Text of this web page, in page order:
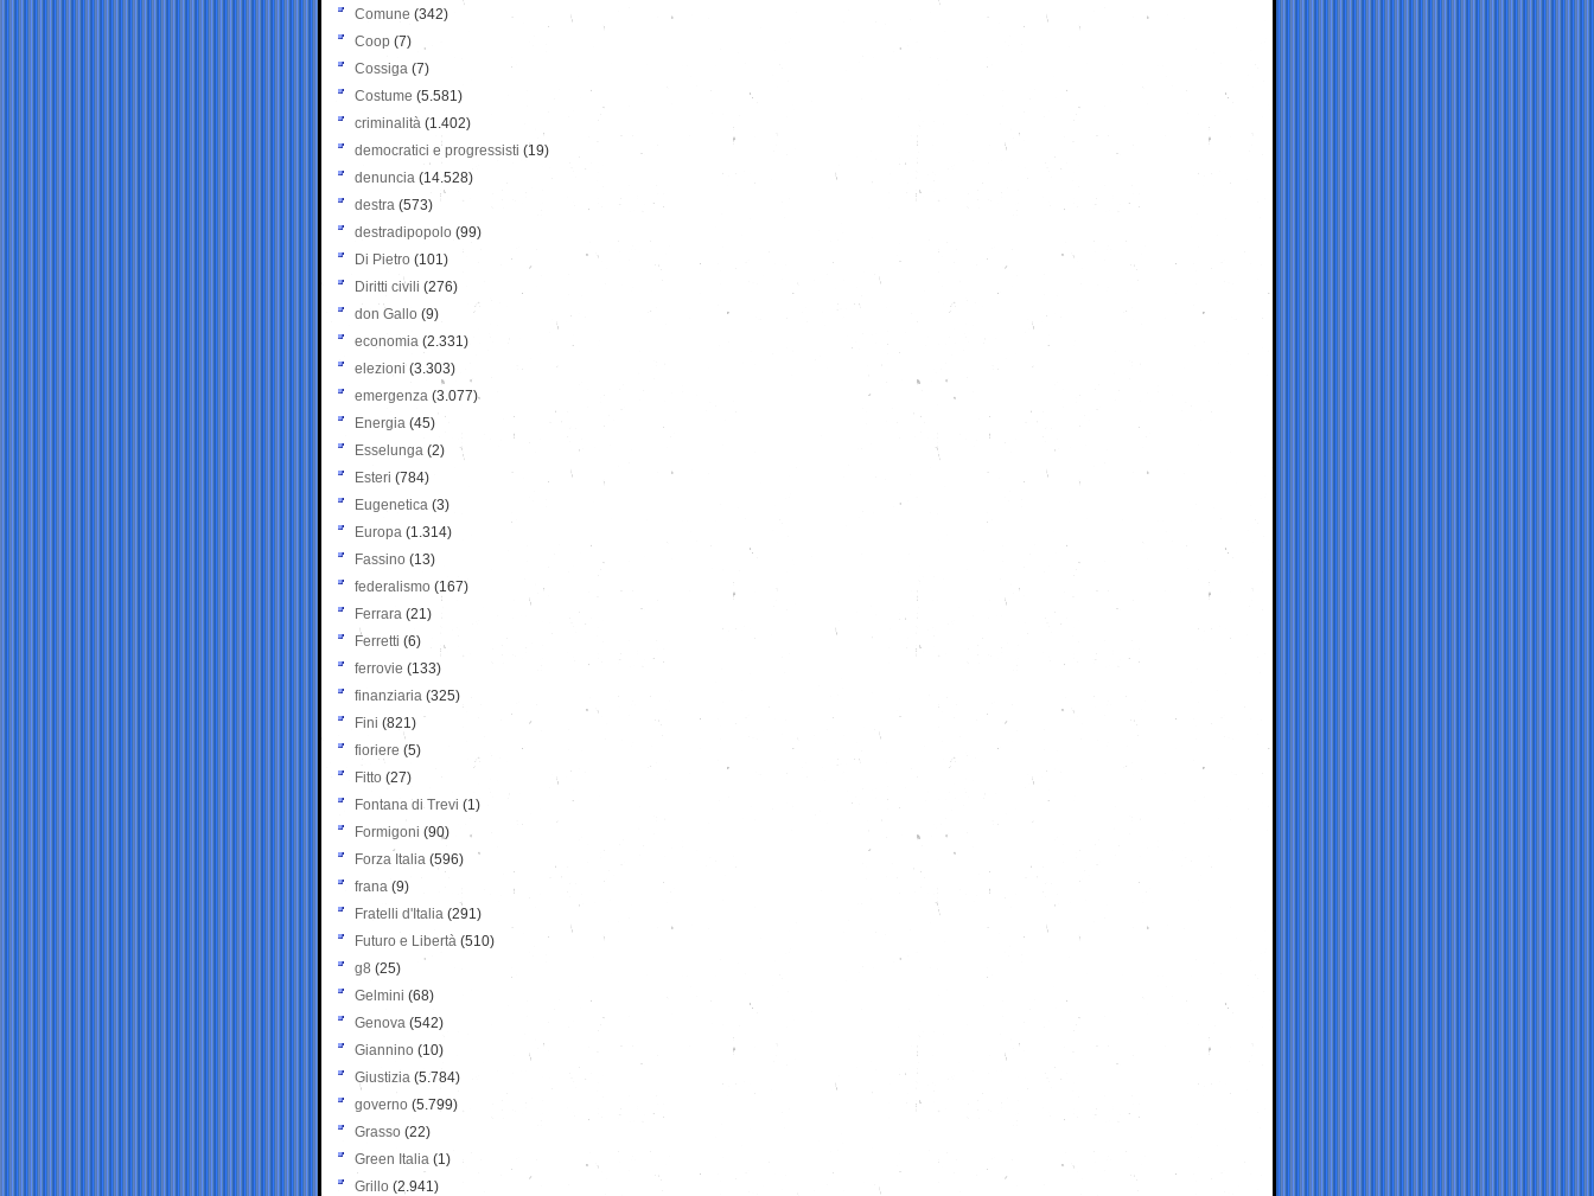
Comune (342)
Coop (7)
Cossiga (7)
Costume (5.581)
criminalità (1.402)
democratici e progressisti (19)
denuncia (14.528)
destra (573)
destradipopolo (99)
Di Pietro (101)
Diritti civili (276)
don Gallo (9)
economia (2.331)
elezioni (3.303)
emergenza (3.077)
Energia (45)
Esselunga (2)
Esteri (784)
Eugenetica (3)
Europa (1.314)
Fassino (13)
federalismo (167)
Ferrara (21)
Ferretti (6)
ferrovie (133)
finanziaria (325)
Fini (821)
fioriere (5)
Fitto (27)
Fontana di Trevi (1)
Formigoni (90)
Forza Italia (596)
frana (9)
Fratelli d'Italia (291)
Futuro e Libertà (510)
g8 (25)
Gelmini (68)
Genova (542)
Giannino (10)
Giustizia (5.784)
governo (5.799)
Grasso (22)
Green Italia (1)
Grillo (2.941)